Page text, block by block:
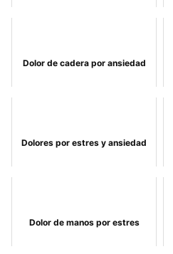
Dolor de cadera por ansiedad
Dolores por estres y ansiedad
Dolor de manos por estres